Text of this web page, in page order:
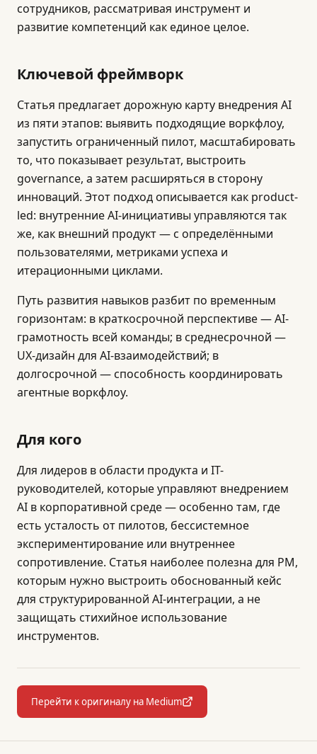
сотрудников, рассматривая инструмент и
развитие компетенций как единое целое.
Ключевой фреймворк
Статья предлагает дорожную карту внедрения AI
из пяти этапов: выявить подходящие воркфлоу,
запустить ограниченный пилот, масштабировать
то, что показывает результат, выстроить
governance, а затем расширяться в сторону
инноваций. Этот подход описывается как product-
led: внутренние AI-инициативы управляются так
же, как внешний продукт — с определёнными
пользователями, метриками успеха и
итерационными циклами.
Путь развития навыков разбит по временным
горизонтам: в краткосрочной перспективе — AI-
грамотность всей команды; в среднесрочной —
UX-дизайн для AI-взаимодействий; в
долгосрочной — способность координировать
агентные воркфлоу.
Для кого
Для лидеров в области продукта и IT-
руководителей, которые управляют внедрением
AI в корпоративной среде — особенно там, где
есть усталость от пилотов, бессистемное
экспериментирование или внутреннее
сопротивление. Статья наиболее полезна для PM,
которым нужно выстроить обоснованный кейс
для структурированной AI-интеграции, а не
защищать стихийное использование
инструментов.
Перейти к оригиналу на Medium